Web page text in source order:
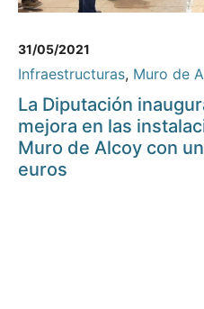
31/05/2021
Infraestructuras, Muro de
La Diputación
mejora en las
Muro de Alcoy con
euros